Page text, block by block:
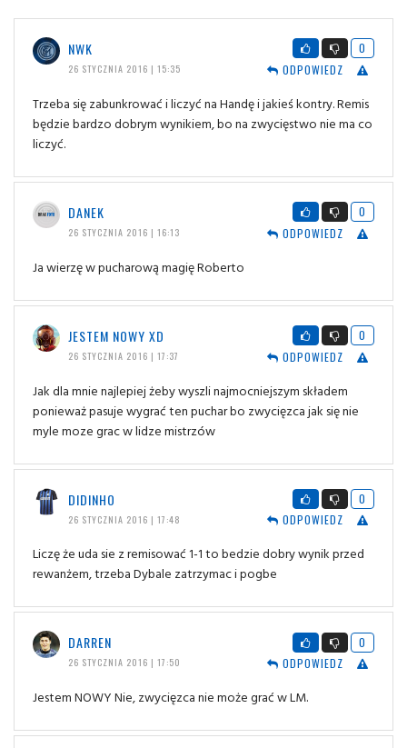
NWK
26 STYCZNIA 2016 | 15:35
0
ODPOWIEDZ
Trzeba się zabunkrować i liczyć na Handę i jakieś kontry. Remis
będzie bardzo dobrym wynikiem, bo na zwycięstwo nie ma co
liczyć.
DANEK
26 STYCZNIA 2016 | 16:13
0
ODPOWIEDZ
Ja wierzę w pucharową magię Roberto
JESTEM NOWY XD
26 STYCZNIA 2016 | 17:37
0
ODPOWIEDZ
Jak dla mnie najlepiej żeby wyszli najmocniejszym składem
ponieważ pasuje wygrać ten puchar bo zwycięzca jak się nie
myle moze grac w lidze mistrzów
DIDINHO
26 STYCZNIA 2016 | 17:48
0
ODPOWIEDZ
Liczę że uda sie z remisować 1-1 to bedzie dobry wynik przed
rewanżem, trzeba Dybale zatrzymac i pogbe
DARREN
26 STYCZNIA 2016 | 17:50
0
ODPOWIEDZ
Jestem NOWY Nie, zwycięzca nie może grać w LM.